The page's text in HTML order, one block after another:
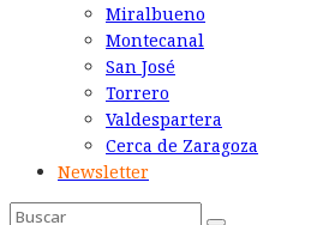
Miralbueno
Montecanal
San José
Torrero
Valdespartera
Cerca de Zaragoza
Newsletter